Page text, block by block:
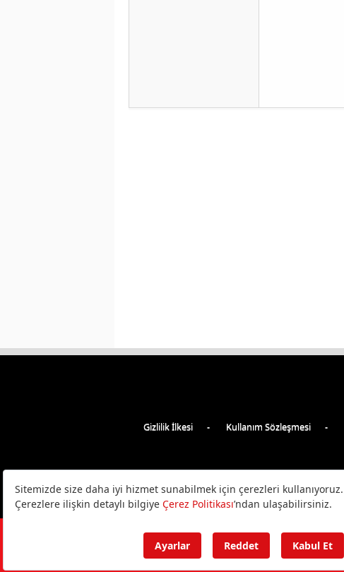
Gizlilik İlkesi Kullanım Sözleşmesi
©2026